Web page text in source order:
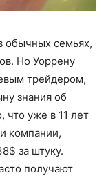
обычных семьях,
Но Уоррену
трейдером,
знания об
что уже в 11 лет
компании,
за штуку.
получают